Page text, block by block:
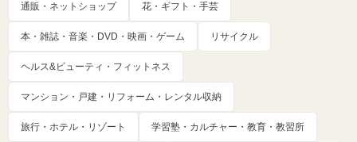
通販・ネットショップ 花・ギフト・手芸
本・雑誌・音楽・DVD・映画・ゲーム リサイクル
ヘルス&ビューティ・フィットネス
マンション・戸建・リフォーム・レンタル収納
旅行・ホテル・リゾート 学習塾・カルチャー・教育・教習所